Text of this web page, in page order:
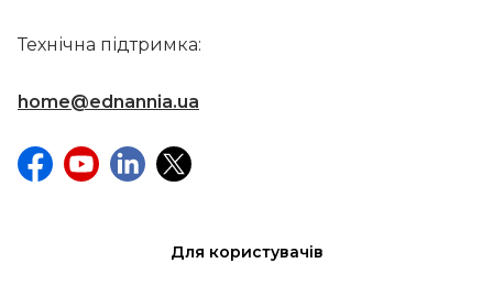
Технічна підтримка:
home@ednannia.ua
Для користувачів